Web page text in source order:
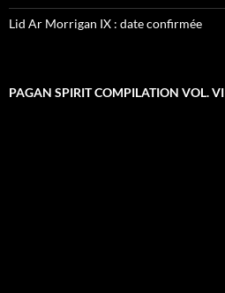
Lid Ar Morrigan IX : date confirmée
PAGAN SPIRIT COMPILATION VOL. VI